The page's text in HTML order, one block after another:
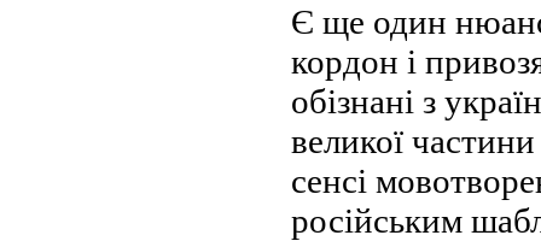
Є ще один нюанс:
кордон і
обізнані з
великої
сенсі
російським